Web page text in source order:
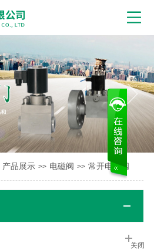
关闭
产品展示 >> 电磁阀 >> 常开电磁阀